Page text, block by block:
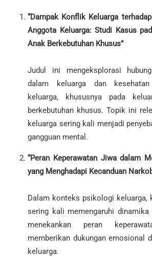
“Dampak Konflik Keluarga
Anggota Keluarga: Studi Kasus
Anak Berkebutuhan Khusus”
Judul ini mengeksplorasi
dalam keluarga dan
keluarga, khususnya pada
berkebutuhan khusus. Topik ini
keluarga sering kali menjadi
gangguan mental.
“Peran Keperawatan Jiwa dalam
yang Menghadapi Kecanduan
Dalam konteks psikologi keluarga,
sering kali memengaruhi
menekankan peran
memberikan dukungan emosional
keluarga.